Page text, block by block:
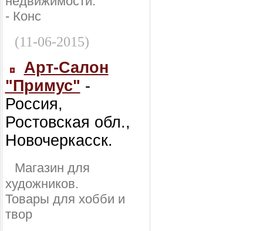
- Конс
(11-06-2015)
Арт-Салон
"Примус" -
Россия,
Ростовская обл.,
Новочеркасск.
Магазин для
художников.
Товары для хобби и
твор